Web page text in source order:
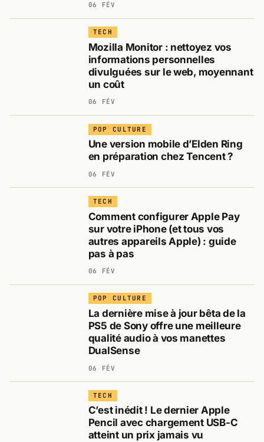
06 FÉV
TECH
Mozilla Monitor : nettoyez vos
informations personnelles
divulguées sur le web, moyennant
un coût
06 FÉV
POP CULTURE
Une version mobile d’Elden Ring
en préparation chez Tencent ?
06 FÉV
TECH
Comment configurer Apple Pay
sur votre iPhone (et tous vos
autres appareils Apple) : guide
pas à pas
06 FÉV
POP CULTURE
La dernière mise à jour bêta de la
PS5 de Sony offre une meilleure
qualité audio à vos manettes
DualSense
06 FÉV
TECH
C’est inédit ! Le dernier Apple
Pencil avec chargement USB-C
atteint un prix jamais vu